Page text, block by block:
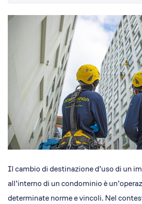
Dicono di Acrobatica
Approfondimenti
Il cambio di destinazione d’uso di un
all’interno di un condominio è
determinate norme e vincoli. Nel